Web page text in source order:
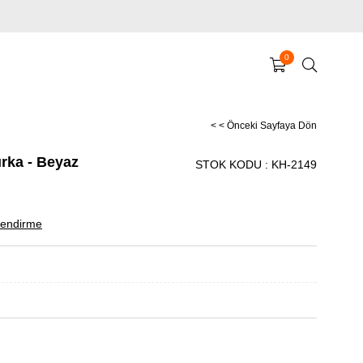
0
< < Önceki Sayfaya Dön
- Beyaz STOK KODU KH-2149